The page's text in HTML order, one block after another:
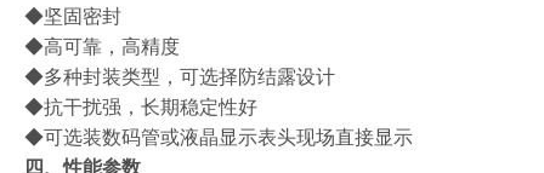
◆坚固密封
◆高可靠，高精度
◆多种封装类型，可选择防结露设计
◆抗干扰强，长期稳定性好
◆可选装数码管或液晶显示表头现场直接显示
四、性能参数